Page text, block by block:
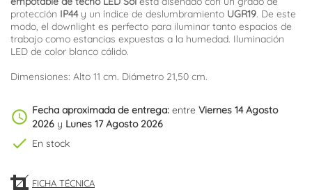
protección IP44y un índice de deslumbramiento UGR19. De este
modo, el downlight es perfecto para iluminar tanto espacios de
trabajo como estancias expuestas a la humedad. Iluminación
LED de color blanco cálido.
Dimensiones: Alto 11 cm. Diámetro 21,50 cm.
schedule Fecha aproximada de entrega: entre Viernes 14 Agosto
2026 y Lunes 17 Agosto 2026
check En stock
FICHA TÉCNICA